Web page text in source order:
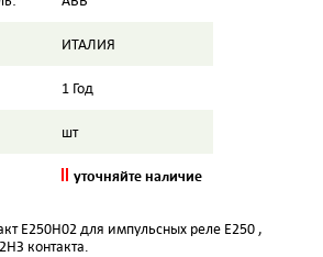
ИТАЛИЯ
1 Год
шт
уточняйте наличие
E250H02 для импульсных реле E250 ,
контакта.